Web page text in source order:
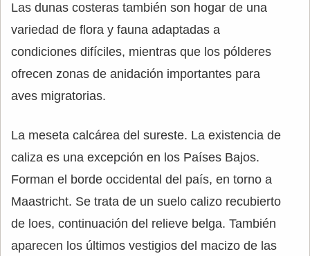
Las dunas costeras también son hogar de una
variedad de flora y fauna adaptadas a
condiciones difíciles, mientras que los pólderes
ofrecen zonas de anidación importantes para
aves migratorias.
La meseta calcárea del sureste. La existencia de
caliza es una excepción en los Países Bajos.
Forman el borde occidental del país, en torno a
Maastricht. Se trata de un suelo calizo recubierto
de loes, continuación del relieve belga. También
aparecen los últimos vestigios del macizo de las